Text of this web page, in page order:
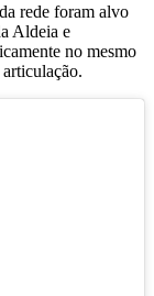
rede foram alvo
Aldeia e
no mesmo